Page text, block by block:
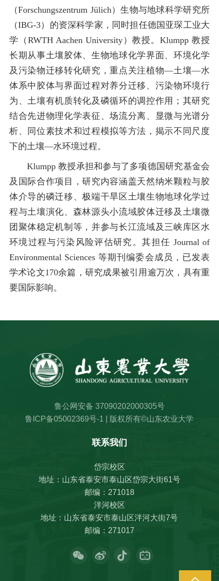
（Forschungszentrum Jülich）生物与地球科学研究所
（IBG-3）的资深科学家，同时担任德国亚琛工业大
学（RWTH Aachen University）教授。Klumpp 教授
长期从事土壤胶体、生物地球化学界面、环境化学
及污染物迁移转化研究，重点关注植物—土壤—水
体系中胶体与界面过程对养分迁移、污染物环境行
为、土壤有机质转化及磷循环的调控作用；其研究
结合先进物理化学表征、场流分离、显微与光谱分
析、同位素技术和过程模拟等方法，揭示不同尺度
下的土壤—水环境过程。
Klumpp 教授承担和参与了多项德国研究基金会
及国际合作项目，研究内容涵盖天然纳米颗粒与胶
体介导的磷迁移、极端干旱区土壤生物地球化学过
程与土壤演化、森林源头小流域胶体迁移及土壤微
团聚体稳定机制等，并参与长江流域及三峡库区水
环境过程与污染风险评估研究。其担任 Journal of
Environmental Sciences 等期刊编委会成员，已发表
学术论文170余篇，研究成果被引用逾万次，具有重
要国际影响。
鲁公网安备 37090202000305号
鲁ICP备05002369号-1 | 版权所有©山东农业大学
联系我们
岱宗校区
地址：山东省泰安市泰山区岱宗大街61号
邮编：271018
泮河校区
地址：山东省泰安市泰山区泮河大街7号
邮编：271017